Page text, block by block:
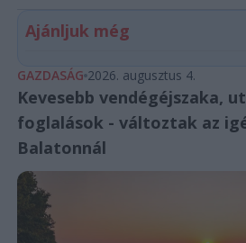
Ajánljuk még
GAZDASÁG 2026. augusztus 4.
Kevesebb vendégéjszaka,
foglalások - változtak az
Balatonnál